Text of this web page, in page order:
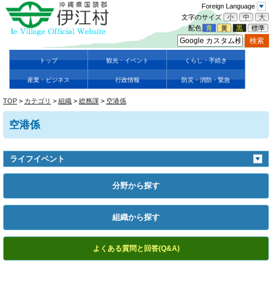
Foreign Language
文字のサイズ
小 中
大
配色 青 黄 黒 標準
トップ 観光・イベント くらし・手続き
産業・ビジネス 行政情報 防災・消防・緊急
TOP > カテゴリ > 組織 > 総務課 > 空港係
空港係
ライフイベント
分野から探す
組織から探す
よくある質問と回答(Q&A)